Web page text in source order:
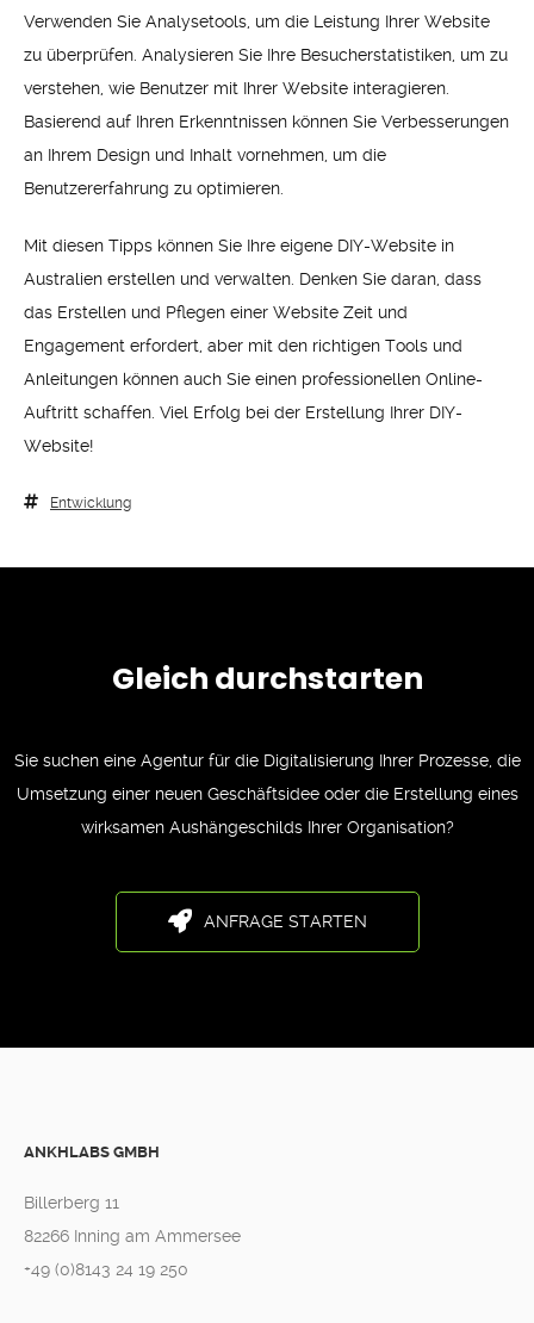
Verwenden Sie Analysetools, um die Leistung Ihrer Website
zu überprüfen. Analysieren Sie Ihre Besucherstatistiken, um zu
verstehen, wie Benutzer mit Ihrer Website interagieren.
Basierend auf Ihren Erkenntnissen können Sie Verbesserungen
an Ihrem Design und Inhalt vornehmen, um die
Benutzererfahrung zu optimieren.
Mit diesen Tipps können Sie Ihre eigene DIY-Website in
Australien erstellen und verwalten. Denken Sie daran, dass
das Erstellen und Pflegen einer Website Zeit und
Engagement erfordert, aber mit den richtigen Tools und
Anleitungen können auch Sie einen professionellen Online-
Auftritt schaffen. Viel Erfolg bei der Erstellung Ihrer DIY-
Website!
Entwicklung
Gleich durchstarten
Sie suchen eine Agentur für die Digitalisierung Ihrer Prozesse, die
Umsetzung einer neuen Geschäftsidee oder die Erstellung eines
wirksamen Aushängeschilds Ihrer Organisation?
ANFRAGE STARTEN
ANKHLABS GMBH
Billerberg 11
82266 Inning am Ammersee
+49 (0)8143 24 19 250